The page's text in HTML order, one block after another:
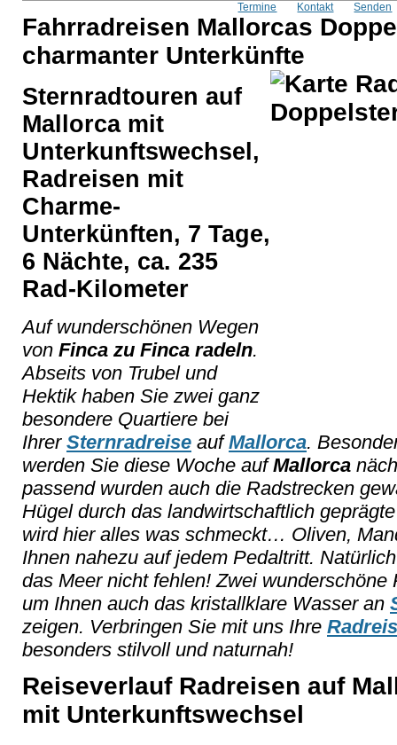
Termine Kontakt Senden
Fahrradreisen Mallorcas
charmanter Unterkünfte
Sternradtouren auf
Mallorca mit
Unterkunftswechsel,
Radreisen mit
Charme-
Unterkünften, 7 Tage,
6 Nächte, ca. 235
Rad-Kilometer
Auf wunderschönen Wegen
von Finca zu Finca radeln.
Abseits von Trubel und
Hektik haben Sie zwei ganz
besondere Quartiere bei
Ihrer Sternradreise aufMallorca.
werden Sie diese Woche aufMallorca
passend wurden auch die Radstrecken
Hügel durch das landwirtschaftlich
wird hier alles was schmeckt… Oliven,
Ihnen nahezu auf jedem Pedaltritt.
das Meer nicht fehlen! Zwei
um Ihnen auch das kristallklare Wasser an
zeigen. Verbringen Sie mit uns Ihre
besonders stilvoll und naturnah!
Reiseverlauf Radreisen auf
mit Unterkunftswechsel